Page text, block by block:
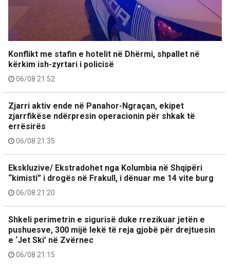
Konflikt me stafin e hotelit në Dhërmi, shpallet në
kërkim ish-zyrtari i policisë
06/08 21:52
Zjarri aktiv ende në Panahor-Ngraçan, ekipet
zjarrfikëse ndërpresin operacionin për shkak të
errësirës
06/08 21:35
Ekskluzive/ Ekstradohet nga Kolumbia në Shqipëri
“kimisti” i drogës në Frakull, i dënuar me 14 vite burg
06/08 21:20
Shkeli perimetrin e sigurisë duke rrezikuar jetën e
pushuesve, 300 mijë lekë të reja gjobë për drejtuesin
e ‘Jet Ski’ në Zvërnec
06/08 21:15